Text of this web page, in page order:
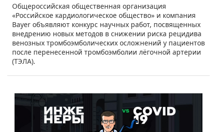
​Общероссийская общественная организация
«Российское кардиологическое общество» и компания
Bayer объявляют конкурс научных работ, посвященных
внедрению новых методов в снижении риска рецидива
венозных тромбоэмболических осложнений у пациентов
после перенесенной тромбоэмболии лёгочной артерии
(ТЭЛА).